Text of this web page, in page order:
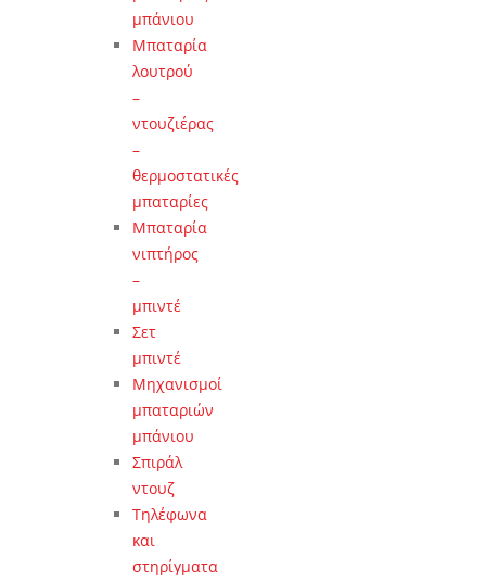
μπάνιου
Μπαταρία
λουτρού
–
ντουζιέρας
–
θερμοστατικές
μπαταρίες
Μπαταρία
νιπτήρος
–
μπιντέ
Σετ
μπιντέ
Μηχανισμοί
μπαταριών
μπάνιου
Σπιράλ
ντουζ
Τηλέφωνα
και
στηρίγματα